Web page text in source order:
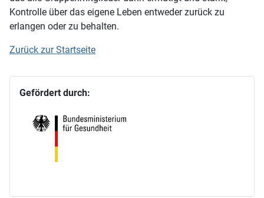
Kontrolle über das eigene Leben entweder zurück zu
erlangen oder zu behalten.
Zurück zur Startseite
Gefördert durch: